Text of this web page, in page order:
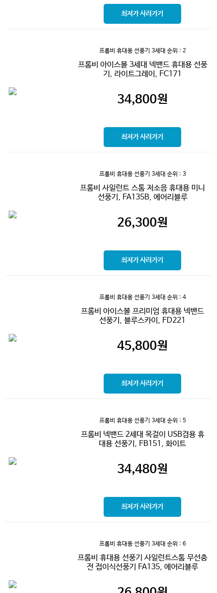
최저가 사러가기
프롬비 휴대용 선풍기 3세대 순위 : 2
프롬비 아이스볼 3세대 넥밴드 휴대용 선풍
기, 라이트그레이, FC171
34,800원
최저가 사러가기
프롬비 휴대용 선풍기 3세대 순위 : 3
프롬비 사일런트 스톰 저소음 휴대용 미니
선풍기, FA135B, 에어리블루
26,300원
최저가 사러가기
프롬비 휴대용 선풍기 3세대 순위 : 4
프롬비 아이스볼 프리미엄 휴대용 넥밴드
선풍기, 블루스카이, FD221
45,800원
최저가 사러가기
프롬비 휴대용 선풍기 3세대 순위 : 5
프롬비 넥밴드 2세대 목걸이 USB겸용 휴
대용 선풍기, FB151, 화이트
34,480원
최저가 사러가기
프롬비 휴대용 선풍기 3세대 순위 : 6
프롬비 휴대용 선풍기 사일런트스톰 무선충
전 접이식선풍기 FA135, 에어리블루